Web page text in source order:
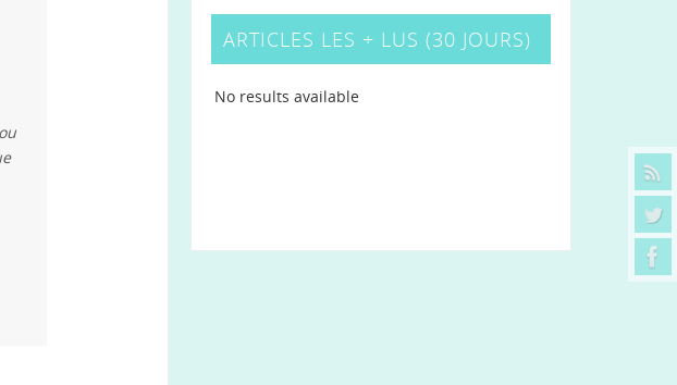
ARTICLES LES + LUS (30 JOURS)
No results available